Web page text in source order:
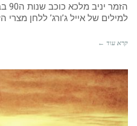
למילים של אייל ג’ורג’ ללחן מצרי
קרא עוד ←